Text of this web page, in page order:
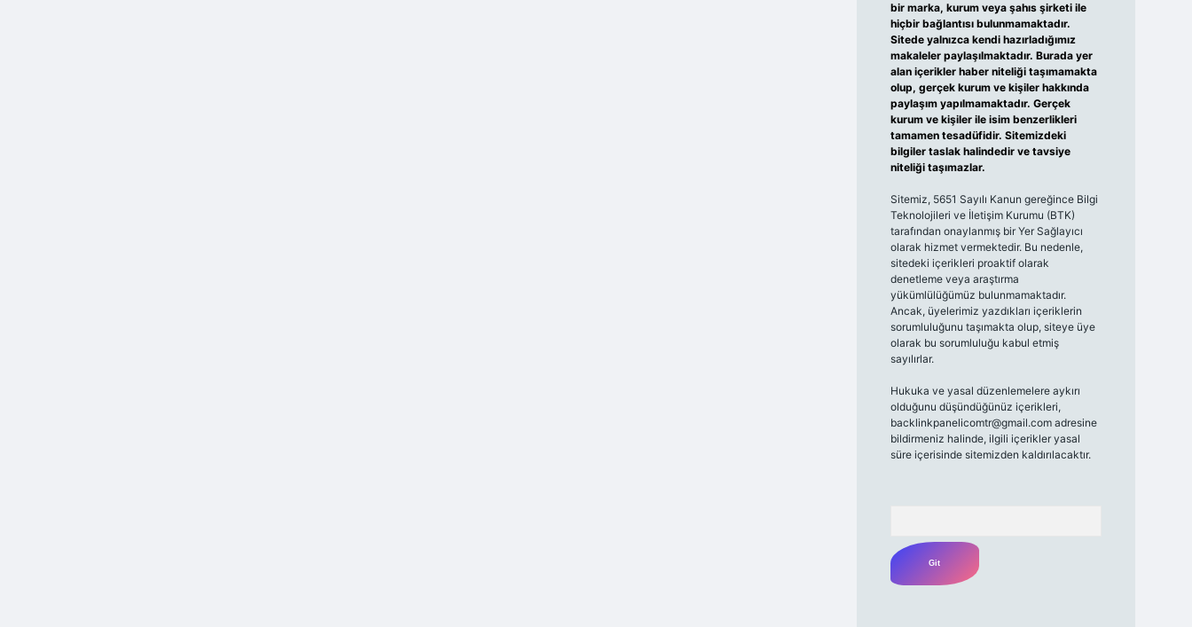
bir marka, kurum veya şahıs şirketi ile
hiçbir bağlantısı bulunmamaktadır.
Sitede yalnızca kendi hazırladığımız
makaleler paylaşılmaktadır. Burada yer
alan içerikler haber niteliği taşımamakta
olup, gerçek kurum ve kişiler hakkında
paylaşım yapılmamaktadır. Gerçek
kurum ve kişiler ile isim benzerlikleri
tamamen tesadüfidir. Sitemizdeki
bilgiler taslak halindedir ve tavsiye
niteliği taşımazlar.
Sitemiz, 5651 Sayılı Kanun gereğince Bilgi
Teknolojileri ve İletişim Kurumu (BTK)
tarafından onaylanmış bir Yer Sağlayıcı
olarak hizmet vermektedir. Bu nedenle,
sitedeki içerikleri proaktif olarak
denetleme veya araştırma
yükümlülüğümüz bulunmamaktadır.
Ancak, üyelerimiz yazdıkları içeriklerin
sorumluluğunu taşımakta olup, siteye üye
olarak bu sorumluluğu kabul etmiş
sayılırlar.
Hukuka ve yasal düzenlemelere aykırı
olduğunu düşündüğünüz içerikleri,
backlinkpanelicomtr@gmail.comadresine
bildirmeniz halinde, ilgili içerikler yasal
süre içerisinde sitemizden kaldırılacaktır.